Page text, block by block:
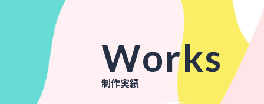
Works
制作実績